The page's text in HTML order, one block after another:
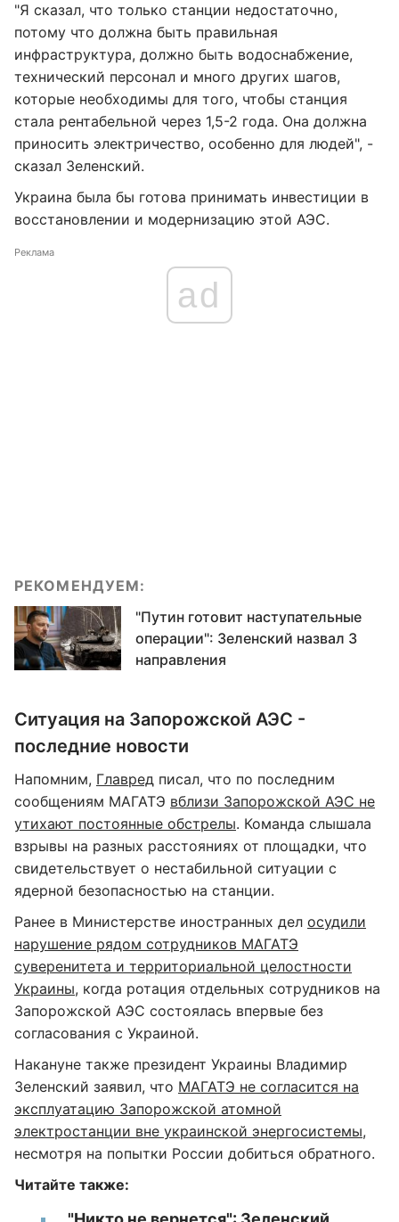
"Я сказал, что только станции недостаточно,
потому что должна быть правильная
инфраструктура, должно быть водоснабжение,
технический персонал и много других шагов,
которые необходимы для того, чтобы станция
стала рентабельной через 1,5-2 года. Она должна
приносить электричество, особенно для людей", -
сказал Зеленский.
Украина была бы готова принимать инвестиции в
восстановлении и модернизацию этой АЭС.
Реклама
ad
РЕКОМЕНДУЕМ:
"Путин готовит наступательные
операции": Зеленский назвал 3
направления
Ситуация на Запорожской АЭС -
последние новости
Напомним, Главред писал, что по последним
сообщениям МАГАТЭ вблизи Запорожской АЭС не
утихают постоянные обстрелы. Команда слышала
взрывы на разных расстояниях от площадки, что
свидетельствует о нестабильной ситуации с
ядерной безопасностью на станции.
Ранее в Министерстве иностранных дел осудили
нарушение рядом сотрудников МАГАТЭ
суверенитета и территориальной целостности
Украины, когда ротация отдельных сотрудников на
Запорожской АЭС состоялась впервые без
согласования с Украиной.
Накануне также президент Украины Владимир
Зеленский заявил, что МАГАТЭ не согласится на
эксплуатацию Запорожской атомной
электростанции вне украинской энергосистемы,
несмотря на попытки России добиться обратного.
Читайте также: